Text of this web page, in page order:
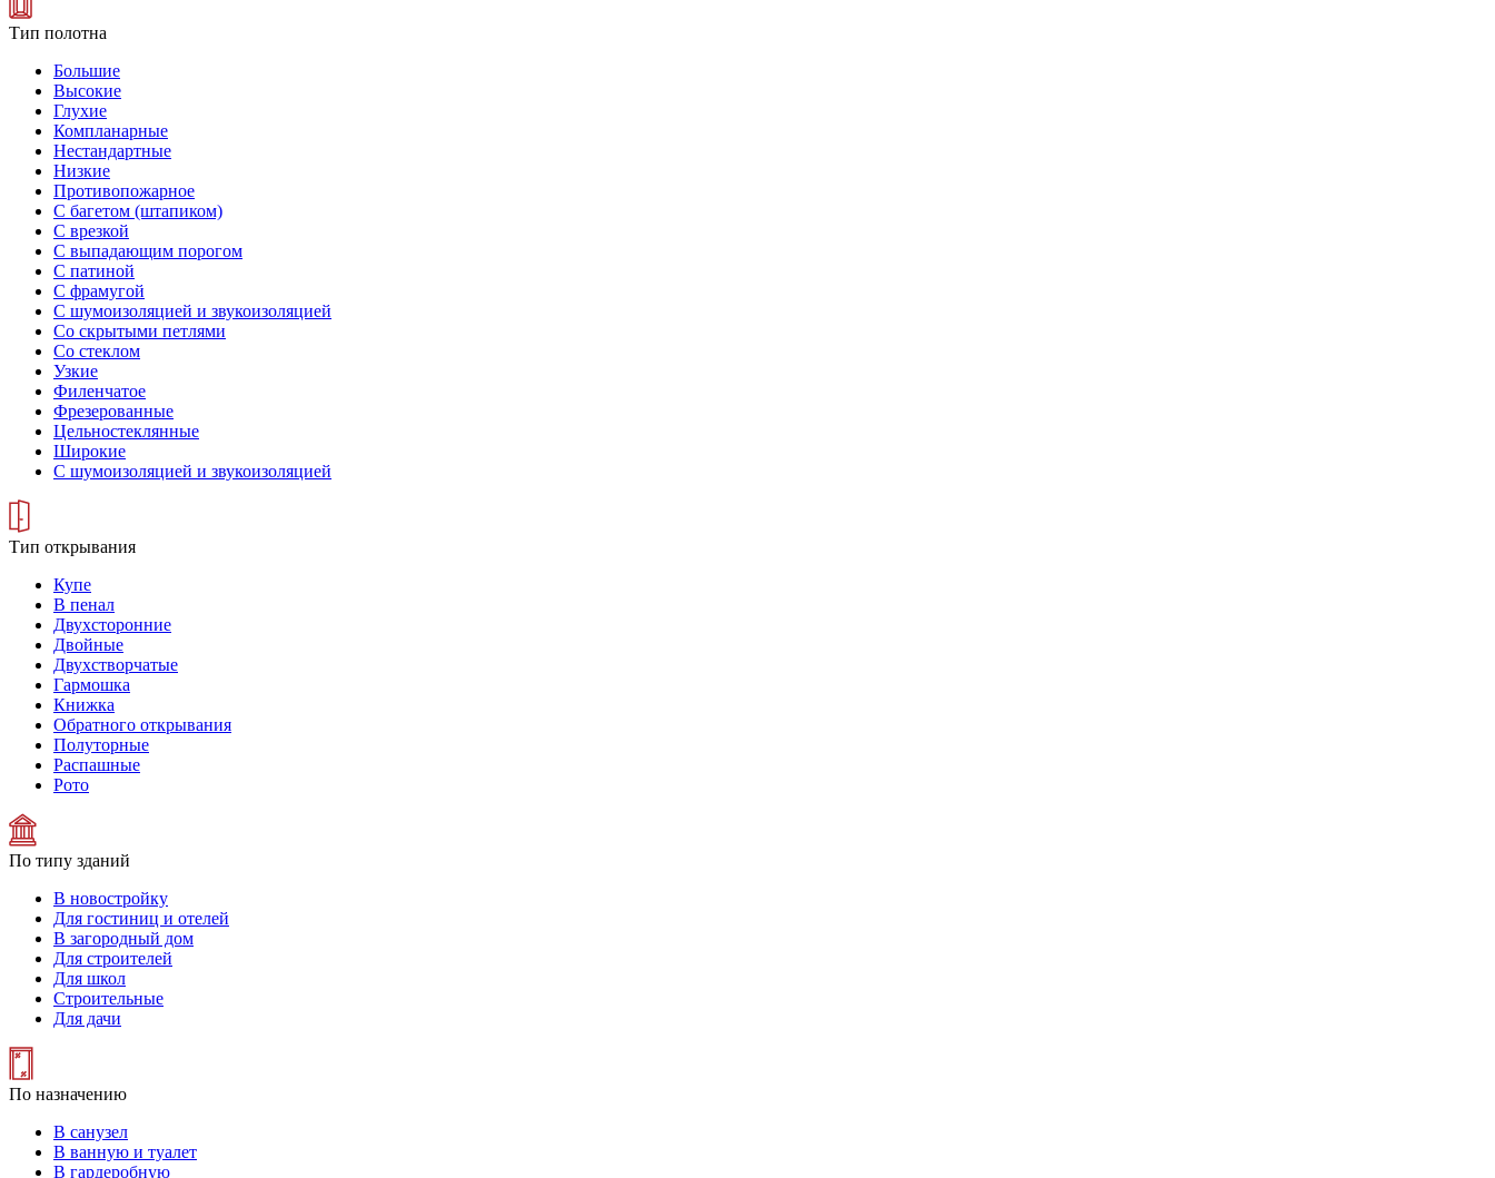
Тип полотна
Большие
Высокие
Глухие
Компланарные
Нестандартные
Низкие
Противопожарное
С багетом (штапиком)
С врезкой
С выпадающим порогом
С патиной
С фрамугой
С шумоизоляцией и звукоизоляцией
Со скрытыми петлями
Со стеклом
Узкие
Филенчатое
Фрезерованные
Цельностеклянные
Широкие
С шумоизоляцией и звукоизоляцией
Тип открывания
Купе
В пенал
Двухсторонние
Двойные
Двухстворчатые
Гармошка
Книжка
Обратного открывания
Полуторные
Распашные
Рото
По типу зданий
В новостройку
Для гостиниц и отелей
В загородный дом
Для строителей
Для школ
Строительные
Для дачи
По назначению
В санузел
В ванную и туалет
В гардеробную